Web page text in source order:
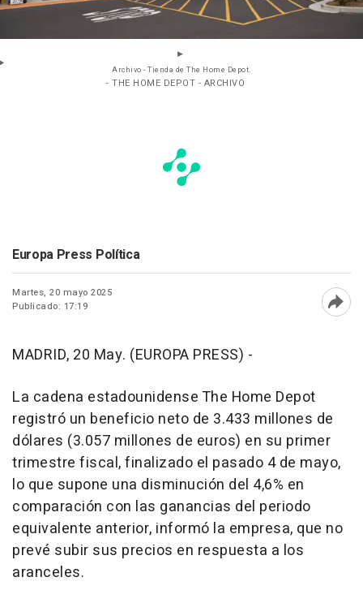
Archivo - Tienda de The Home Depot.
- THE HOME DEPOT - ARCHIVO
Europa Press Política
Martes, 20 mayo 2025
Publicado: 17:19
MADRID, 20 May. (EUROPA PRESS) -
La cadena estadounidense The Home Depot
registró un beneficio neto de 3.433 millones de
dólares (3.057 millones de euros) en su primer
trimestre fiscal, finalizado el pasado 4 de mayo,
lo que supone una disminución del 4,6% en
comparación con las ganancias del periodo
equivalente anterior, informó la empresa, que no
prevé subir sus precios en respuesta a los
aranceles.